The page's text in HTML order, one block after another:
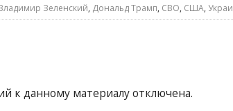
Зеленский, Дональд Трамп, СВО, США,
к данному материалу отключена.